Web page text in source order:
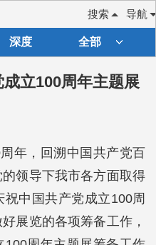
导航
搜索
深度 全部
立100周年主题展
年，回溯中国共产党百
领导下我市各方面取得
中国共产党成立100周
展览的各项筹备工作，